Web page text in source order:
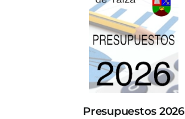
Presupuestos 2026